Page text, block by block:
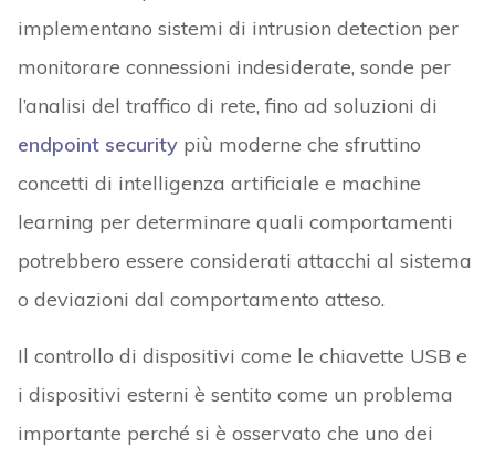
implementano sistemi di intrusion detection per
monitorare connessioni indesiderate, sonde per
l’analisi del traffico di rete, fino ad soluzioni di
endpoint securitypiù moderne che sfruttino
concetti di intelligenza artificiale e machine
learning per determinare quali comportamenti
potrebbero essere considerati attacchi al sistema
o deviazioni dal comportamento atteso.
Il controllo di dispositivi come le chiavette USB e
i dispositivi esterni è sentito come un problema
importante perché si è osservato che uno dei